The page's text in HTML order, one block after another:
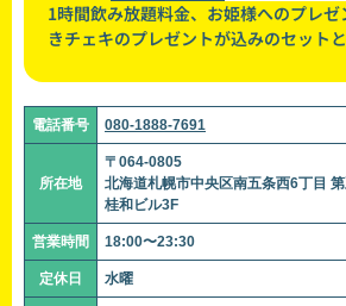
1時間飲み放題料金、お姫様へのプレ
きチェキのプレゼントが込みのセットと
電話番号 080-1888-7691
所在地
〒064-0805
北海道札幌市中央区南五条西6丁目
桂和ビル3F
営業時間 18:00〜23:30
定休日 水曜